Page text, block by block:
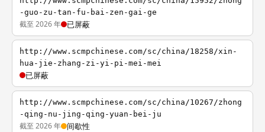
-guo-zu-tan-fu-bai-zen-gai-ge
截至 2026 年 已屏蔽
http://www.scmpchinese.com/sc/china/18258/xin-
hua-jie-zhang-zi-yi-pi-mei-mei
已屏蔽
http://www.scmpchinese.com/sc/china/10267/zhong
-qing-nu-jing-qing-yuan-bei-ju
截至 2026 年 间歇性